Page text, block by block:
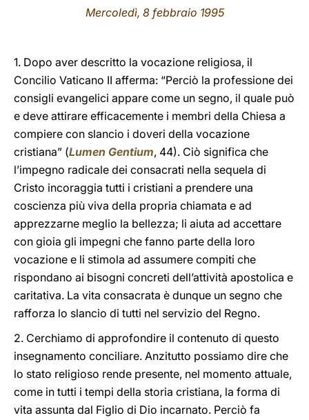
LATINE
Mercoledì, 8 febbraio 1995
1. Dopo aver descritto la vocazione religiosa, il
Concilio Vaticano II afferma: “Perciò la professione dei
consigli evangelici appare come un segno, il quale può
e deve attirare efficacemente i membri della Chiesa a
compiere con slancio i doveri della vocazione
cristiana” (Lumen Gentium, 44). Ciò significa che
l’impegno radicale dei consacrati nella sequela di
Cristo incoraggia tutti i cristiani a prendere una
coscienza più viva della propria chiamata e ad
apprezzarne meglio la bellezza; li aiuta ad accettare
con gioia gli impegni che fanno parte della loro
vocazione e li stimola ad assumere compiti che
rispondano ai bisogni concreti dell’attività apostolica e
caritativa. La vita consacrata è dunque un segno che
rafforza lo slancio di tutti nel servizio del Regno.
2. Cerchiamo di approfondire il contenuto di questo
insegnamento conciliare. Anzitutto possiamo dire che
lo stato religioso rende presente, nel momento attuale,
come in tutti i tempi della storia cristiana, la forma di
vita assunta dal Figlio di Dio incarnato. Perciò fa